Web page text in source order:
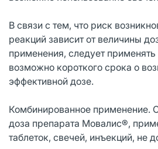
В связи с тем, что риск
реакций зависит от величины
применения, следует применять
возможно короткого срока о
эффективной дозе.
Комбинированное применение.
доза препарата Мовалис®,
таблеток, свечей, инъекций, не